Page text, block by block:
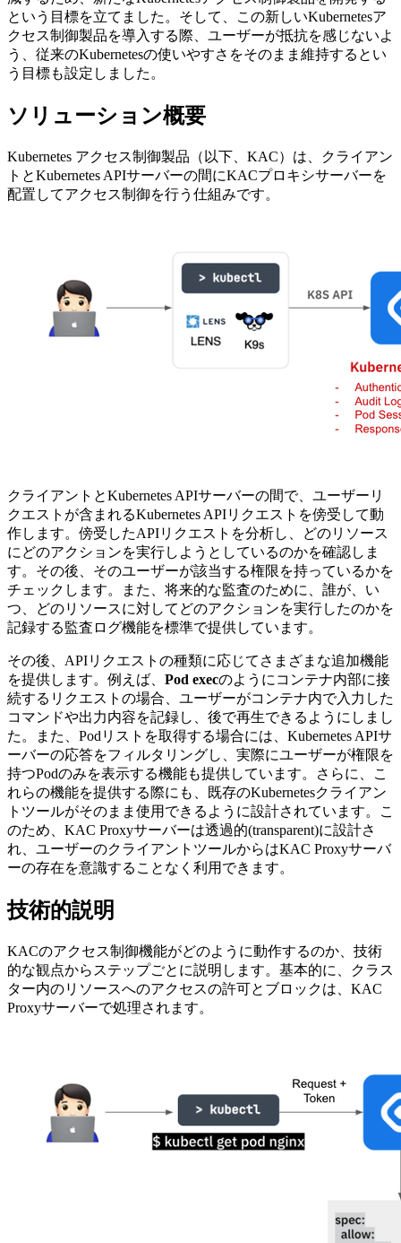
という目標を立てました。そして、この新しいKubernetesア
クセス制御製品を導入する際、ユーザーが抵抗を感じないよ
う、従来のKubernetesの使いやすさをそのまま維持するとい
う目標も設定しました。
ソリューション概要
Kubernetes アクセス制御製品（以下、KAC）は、クライアン
トとKubernetes APIサーバーの間にKACプロキシサーバーを
配置してアクセス制御を行う仕組みです。
クライアントとKubernetes APIサーバーの間で、ユーザーリ
クエストが含まれるKubernetes APIリクエストを傍受して動
作します。傍受したAPIリクエストを分析し、どのリソース
にどのアクションを実行しようとしているのかを確認しま
す。その後、そのユーザーが該当する権限を持っているかを
チェックします。また、将来的な監査のために、誰が、い
つ、どのリソースに対してどのアクションを実行したのかを
記録する監査ログ機能を標準で提供しています。
その後、APIリクエストの種類に応じてさまざまな追加機能
を提供します。例えば、 Pod execのようにコンテナ内部に接
続するリクエストの場合、ユーザーがコンテナ内で入力した
コマンドや出力内容を記録し、後で再生できるようにしまし
た。また、Podリストを取得する場合には、Kubernetes APIサ
ーバーの応答をフィルタリングし、実際にユーザーが権限を
持つPodのみを表示する機能も提供しています。さらに、こ
れらの機能を提供する際にも、既存のKubernetesクライアン
トツールがそのまま使用できるように設計されています。こ
のため、KAC Proxyサーバーは透過的(transparent)に設計さ
れ、ユーザーのクライアントツールからはKAC Proxyサーバ
ーの存在を意識することなく利用できます。
技術的説明
KACのアクセス制御機能がどのように動作するのか、技術
的な観点からステップごとに説明します。基本的に、クラス
ター内のリソースへのアクセスの許可とブロックは、KAC
Proxyサーバーで処理されます。